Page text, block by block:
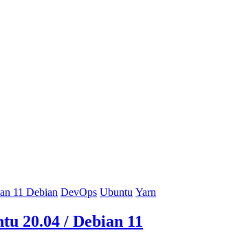
Debian DevOps Ubuntu Yarn
20.04 / Debian 11